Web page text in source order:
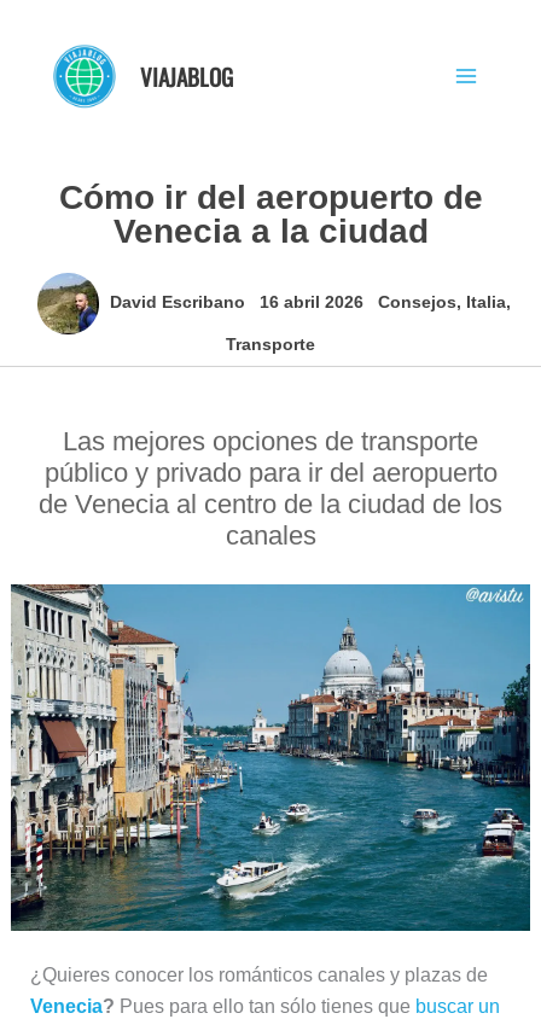
contenido
VIAJABLOG
Cómo ir del aeropuerto de
Venecia a la ciudad
David Escribano 16 abril 2026 Consejos, Italia,
Transporte
Las mejores opciones de transporte
público y privado para ir del aeropuerto
de Venecia al centro de la ciudad de los
canales
¿Quieres conocer los románticos canales y plazas de
Venecia? Pues para ello tan sólo tienes que buscar un